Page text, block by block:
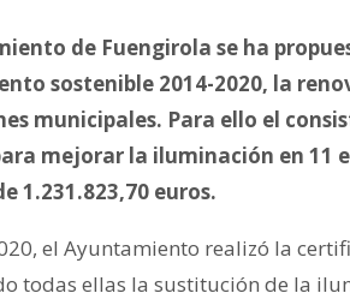
de Fuengirola se ha
sostenible 2014-2020, la
municipales. Para ello el
mejorar la iluminación en 11
1.231.823,70 euros.
el Ayuntamiento realizó la
todas ellas la sustitución de la